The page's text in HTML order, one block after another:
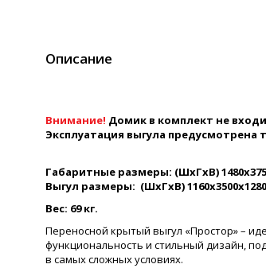
Описание
Внимание! Домик в комплект не
Эксплуатация выгула предусмотрена
Габаритные размеры: (ШхГхВ)
Выгул размеры: (ШхГхВ)
Вес: 69 кг.
Переносной крытый выгул «Простор» –
функциональность и стильный дизайн,
в самых сложных условиях.